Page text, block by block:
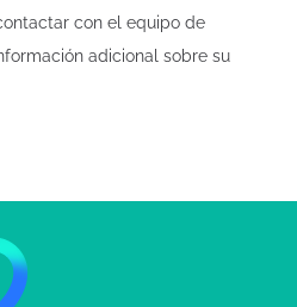
con el equipo de
adicional sobre su